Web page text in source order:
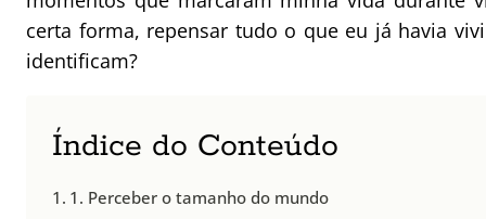
certa forma, repensar tudo o que eu já havia
identificam?
Índice do Conteúdo
1. Perceber o tamanho do mundo